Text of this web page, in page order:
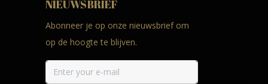
NIEUWSBRIEF
Abonneer je op onze nieuwsbrief om
op de hoogte te blijven.